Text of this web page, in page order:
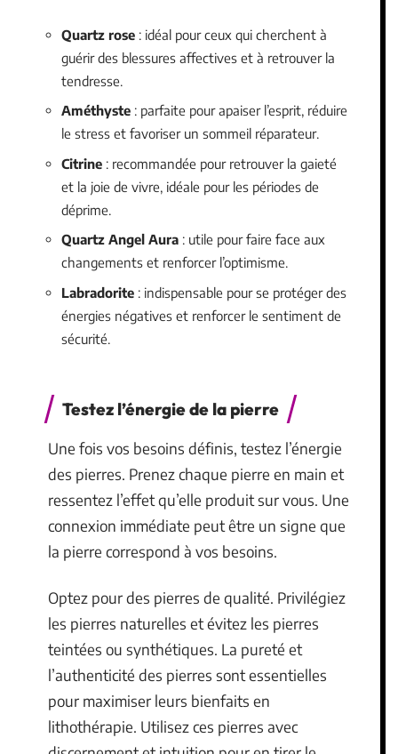
Quartz rose : idéal pour ceux qui cherchent à
guérir des blessures affectives et à retrouver la
tendresse.
Améthyste : parfaite pour apaiser l’esprit, réduire
le stress et favoriser un sommeil réparateur.
Citrine : recommandée pour retrouver la gaieté
et la joie de vivre, idéale pour les périodes de
déprime.
Quartz Angel Aura : utile pour faire face aux
changements et renforcer l’optimisme.
Labradorite : indispensable pour se protéger des
énergies négatives et renforcer le sentiment de
sécurité.
Testez l’énergie de la pierre
Une fois vos besoins définis, testez l’énergie
des pierres. Prenez chaque pierre en main et
ressentez l’effet qu’elle produit sur vous. Une
connexion immédiate peut être un signe que
la pierre correspond à vos besoins.
Optez pour des pierres de qualité. Privilégiez
les pierres naturelles et évitez les pierres
teintées ou synthétiques. La pureté et
l’authenticité des pierres sont essentielles
pour maximiser leurs bienfaits en
lithothérapie. Utilisez ces pierres avec